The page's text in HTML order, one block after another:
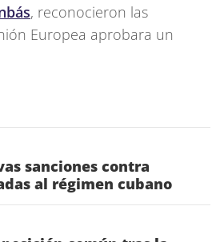
, reconocieron las
Europea aprobara un
sanciones contra
al régimen cubano